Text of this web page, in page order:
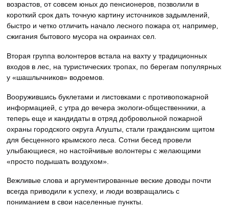
возрастов, от совсем юных до пенсионеров, позволили в
короткий срок дать точную картину источников задымлений,
быстро и четко отличить начало лесного пожара от, например,
сжигания бытового мусора на окраинах сел.
Вторая группа волонтеров встала на вахту у традиционных
входов в лес, на туристических тропах, по берегам популярных
у «шашлычников» водоемов.
Вооружившись буклетами и листовками с противопожарной
информацией, с утра до вечера экологи-общественники, а
теперь еще и кандидаты в отряд добровольной пожарной
охраны городского округа Алушты, стали гражданским щитом
для бесценного крымского леса. Сотни бесед провели
улыбающиеся, но настойчивые волонтеры с желающими
«просто подышать воздухом».
Вежливые слова и аргументированные веские доводы почти
всегда приводили к успеху, и люди возвращались с
пониманием в свои населенные пункты.